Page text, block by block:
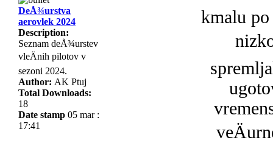
DeÅ¾urstva
aerovlek 2024
Description:
Seznam deÅ¾urstev
vleÄnih pilotov v
sezoni 2024.
Author: AK Ptuj
Total Downloads:
18
Date stamp 05 mar :
17:41
kmalu